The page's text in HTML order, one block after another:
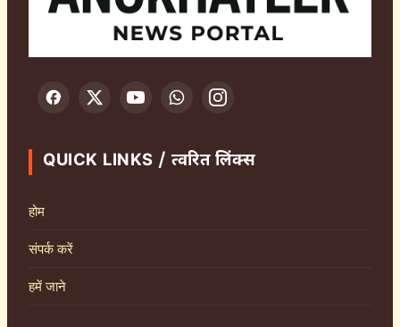
QUICK LINKS / त्वरित लिंक्स
होम
संपर्क करें
हमें जाने